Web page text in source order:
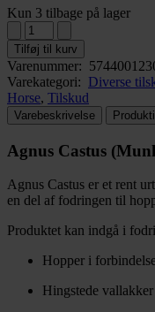
Kun 3 tilbage på lager
Tilføj til kurv
Varenummer:
Varekategori: Diverse
Horse, Tilskud
Varebeskrivelse
Agnus Castus
Agnus Castus er et rent
en del af fodringen til
Produktet kan indgå i
Hopper i
Hingstede vallakker